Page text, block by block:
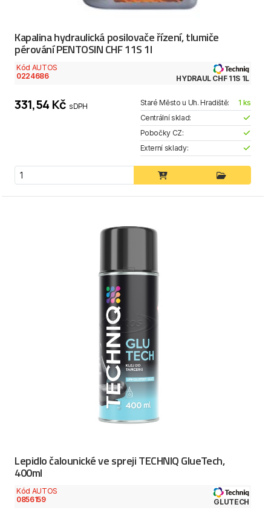
Kapalina hydraulická posilovače řízení, tlumiče
pérování PENTOSIN CHF 11S 1l
Kód AUTOS
0224686
HYDRAUL CHF 11S 1L
331,54 Kč s DPH Staré Město u Uh. Hradiště:
1 ks
Centrální sklad:
Pobočky CZ:
Externí sklady:
Lepidlo čalounické ve spreji TECHNIQ GlueTech,
400ml
Kód AUTOS
0856159
GLUTECH